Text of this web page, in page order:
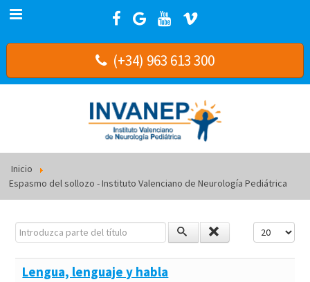
(+34) 963 613 300
Inicio
Espasmo del sollozo - Instituto Valenciano de Neurología Pediátrica
Introduzca parte del título Cantidad a
Lengua, lenguaje y habla